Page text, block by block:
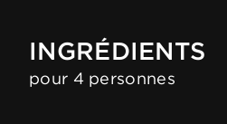
INGRÉDIENTS
pour 4 personnes